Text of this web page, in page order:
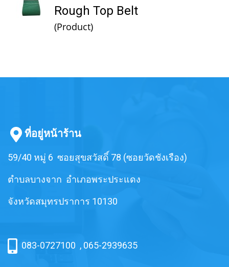
Rough Top Belt
(Product)
ที่อยู่หน้าร้าน
59/40 หมู่ 6 ซอยสุขสวัสดิ์ 78 (ซอยวัดชังเรือง)
ตำบลบางจาก อำเภอพระประแดง
จังหวัดสมุทรปราการ 10130
083-0727100 , 065-2939635